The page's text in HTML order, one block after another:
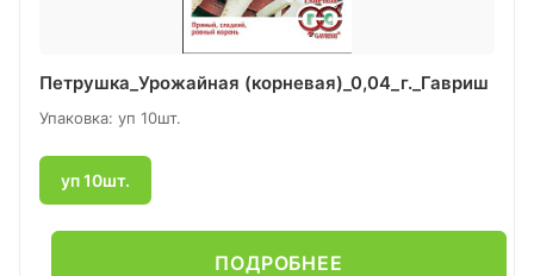
Петрушка_Урожайная (корневая)_0,04_г._Гавриш
Упаковка: уп 10шт.
уп 10шт.
ПОДРОБНЕЕ